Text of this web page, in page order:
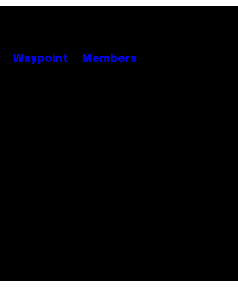
Waypoint Members